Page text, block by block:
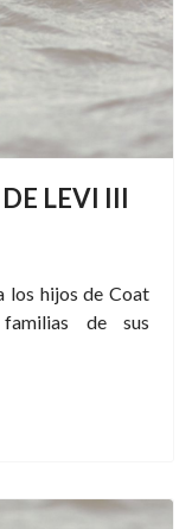
LEVI III
los hijos de Coat
de sus